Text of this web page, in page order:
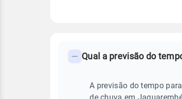
PREVISÃO
frequentes
Qual a previsão do
A previsão do tempo